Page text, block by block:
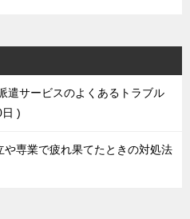
遣サービスのよくあるトラブル
や専業で疲れ果てたときの対処法